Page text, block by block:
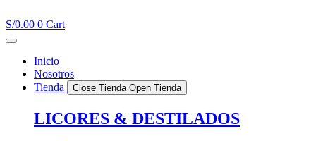
al
contenido
S/0.00 0 Cart
Inicio
Nosotros
Tienda
Close Tienda Open Tienda
LICORES & DESTILADOS